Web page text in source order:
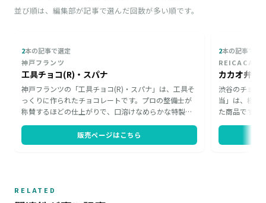
並び順は、編集部が記事で選んだ回数が多い順です。
2本の記事で選定
神戸フランツ
工具チョコ(R)・スパナ
神戸フランツの「工具チョコ(R)・スパナ」は、工具そ
っくりに作られたチョコレートです。プロの整備士が
称賛するほどの仕上がりで、口溶けなめらかな特製チ
す。高級感のある赤いボックスに入っており、車の整
備や機械いじりが好きな方へのプレゼントに打ってつ
販売ページはこちら
2本の記事で選
REICACAO
カカオ弁当
渋谷のチョコ
当」は、様々
た商品です。
カカオの苗木
RELATED